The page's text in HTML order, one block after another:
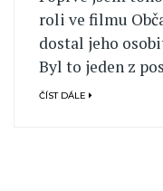
roli ve filmu
dostal jeho
Byl to jeden z
ČÍST DÁLE